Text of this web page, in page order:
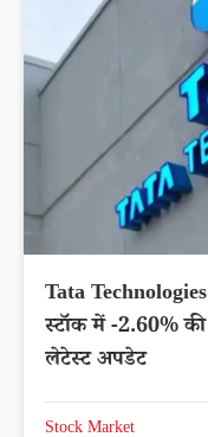
Tata
स्टॉक में -2.60% की
लेटेस्ट अपडेट
Stock Market